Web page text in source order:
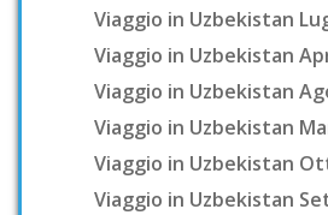
Viaggio in Uzbekistan
Viaggio in Uzbekistan
Viaggio in Uzbekistan
Viaggio in Uzbekistan
Viaggio in Uzbekistan
Viaggio in Uzbekistan